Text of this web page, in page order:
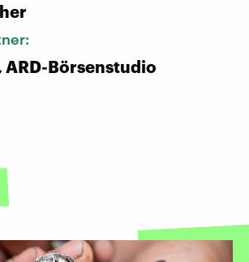
Börsenstudio